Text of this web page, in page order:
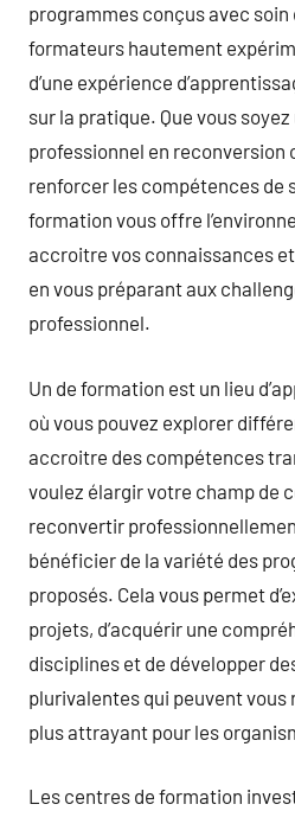
programmes conçus avec soin
formateurs hautement
d’une expérience
sur la pratique. Que vous
professionnel en reconversion
renforcer les compétences de
formation vous offre
accroitre vos connaissances
en vous préparant aux
professionnel.
Un de formation est un lieu
où vous pouvez explorer
accroitre des compétences
voulez élargir votre champ de
reconvertir
bénéficier de la variété des
proposés. Cela vous permet
projets, d’acquérir une
disciplines et de développer
plurivalentes qui peuvent
plus attrayant pour les
Les centres de formation